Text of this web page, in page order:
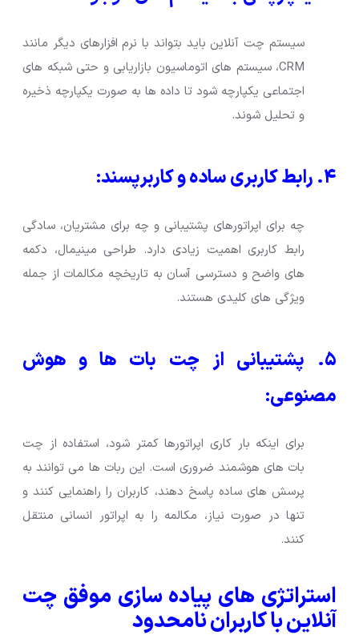
سیستم چت آنلاین باید بتواند با نرم افزارهای دیگر مانند
CRM، سیستم های اتوماسیون بازاریابی و حتی شبکه های
اجتماعی یکپارچه شود تا داده ها به صورت یکپارچه ذخیره
و تحلیل شوند.
۴. رابط کاربری ساده و کاربرپسند:
چه برای اپراتورهای پشتیبانی و چه برای مشتریان، سادگی
رابط کاربری اهمیت زیادی دارد. طراحی مینیمال، دکمه
های واضح و دسترسی آسان به تاریخچه مکالمات از جمله
ویژگی های کلیدی هستند.
۵. پشتیبانی از چت بات ها و هوش
مصنوعی:
برای اینکه بار کاری اپراتورها کمتر شود، استفاده از چت
بات های هوشمند ضروری است. این ربات ها می توانند به
پرسش های ساده پاسخ دهند، کاربران را راهنمایی کنند و
تنها در صورت نیاز، مکالمه را به اپراتور انسانی منتقل
کنند.
استراتژی های پیاده سازی موفق چت
آنلاین با کاربران نامحدود